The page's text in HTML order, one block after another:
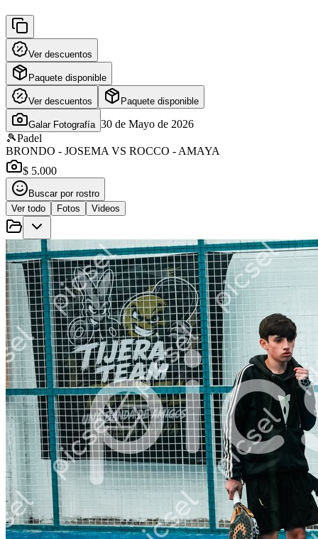
Ver descuentos
Paquete disponible
Ver descuentos Paquete disponible
Galar Fotografía 30 de Mayo de 2026
🎾Padel
BRONDO - JOSEMA VS ROCCO - AMAYA
$ 5.000
Buscar por rostro
Ver todo
Fotos Videos